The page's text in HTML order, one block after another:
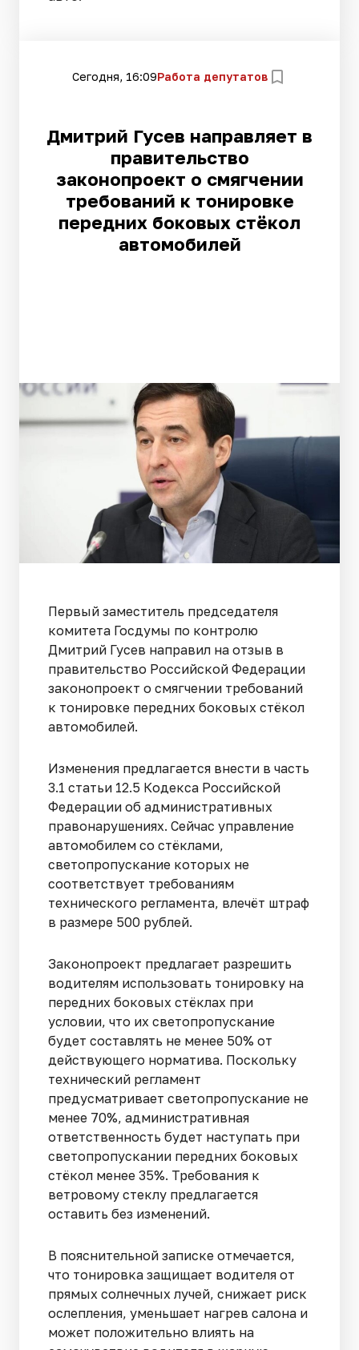
Сегодня, 16:09Работа депутатов
Дмитрий Гусев направляет в
правительство
законопроект о смягчении
требований к тонировке
передних боковых стёкол
автомобилей
Первый заместитель председателя
комитета Госдумы по контролю
Дмитрий Гусев направил на отзыв в
правительство Российской Федерации
законопроект о смягчении требований
к тонировке передних боковых стёкол
автомобилей.
Изменения предлагается внести в часть
3.1 статьи 12.5 Кодекса Российской
Федерации об административных
правонарушениях. Сейчас управление
автомобилем со стёклами,
светопропускание которых не
соответствует требованиям
технического регламента, влечёт штраф
в размере 500 рублей.
Законопроект предлагает разрешить
водителям использовать тонировку на
передних боковых стёклах при
условии, что их светопропускание
будет составлять не менее 50% от
действующего норматива. Поскольку
технический регламент
предусматривает светопропускание не
менее 70%, административная
ответственность будет наступать при
светопропускании передних боковых
стёкол менее 35%. Требования к
ветровому стеклу предлагается
оставить без изменений.
В пояснительной записке отмечается,
что тонировка защищает водителя от
прямых солнечных лучей, снижает риск
ослепления, уменьшает нагрев салона и
может положительно влиять на